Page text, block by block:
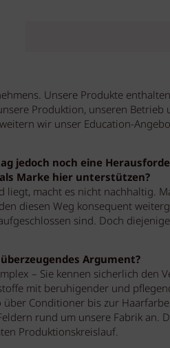
Unsere Produkte
Produktion, unseren Betrieb
wir unser Education-
jedoch noch eine
Marke hier unterstützen?
liegt, macht es nicht nachhaltig.
diesen Weg konsequent
sind. Doch
Argument?
– Sie kennen sicherlich den
mit beruhigender und
Conditioner bis zur
rund um unsere Fabrik an.
Produktionskreislauf.